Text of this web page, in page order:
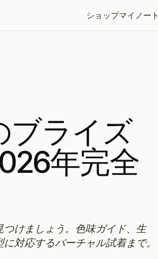
ショップマイノート
ブライズ
年完全
けましょう。色味ガイド、生
対応するバーチャル試着まで。